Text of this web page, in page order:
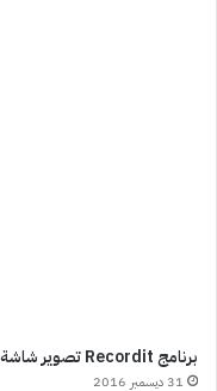
برنامج Recordit تصوير شاشة الكمبيوتر GIF متحركة
31 ديسمبر 2016